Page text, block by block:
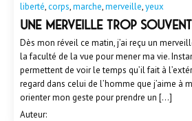
liberté,corps,marche,merveille,yeux
Une merveille trop
Dès mon réveil ce matin, j’ai reçu un
la faculté de la vue pour mener ma vie.
permettent de voir le temps qu’il fait à
regard dans celui de l’homme que j’aime à
orienter mon geste pour prendre un […]
Auteur: